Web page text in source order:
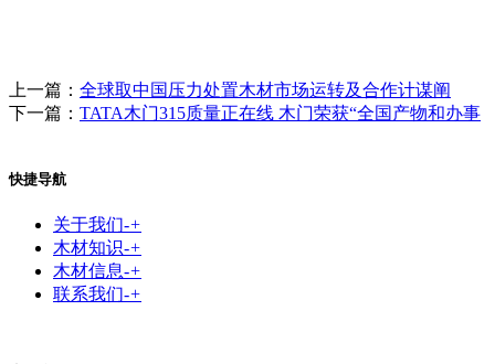
上一篇： 全球取中国压力处置木材市场运转及合作计谋阐
下一篇： TATA木门315质量正在线 木门荣获“全国产物和办事
快捷导航
关于我们-+
木材知识-+
木材信息-+
联系我们-+